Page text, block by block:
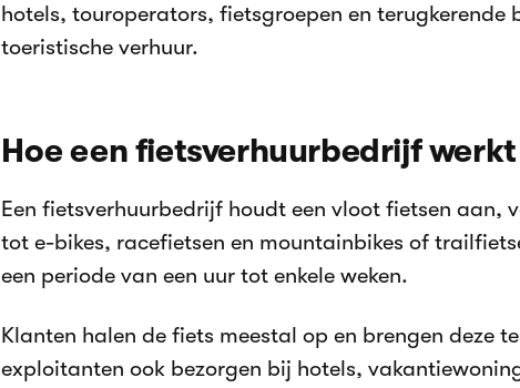
hotels, touroperators, fietsgroepen en terugkerende
toeristische verhuur.
Hoe een fietsverhuurbedrijf werkt
Een fietsverhuurbedrijf houdt een vloot fietsen aan,
tot e-bikes, racefietsen en mountainbikes of
een periode van een uur tot enkele weken.
Klanten halen de fiets meestal op en brengen deze
exploitanten ook bezorgen bij hotels,